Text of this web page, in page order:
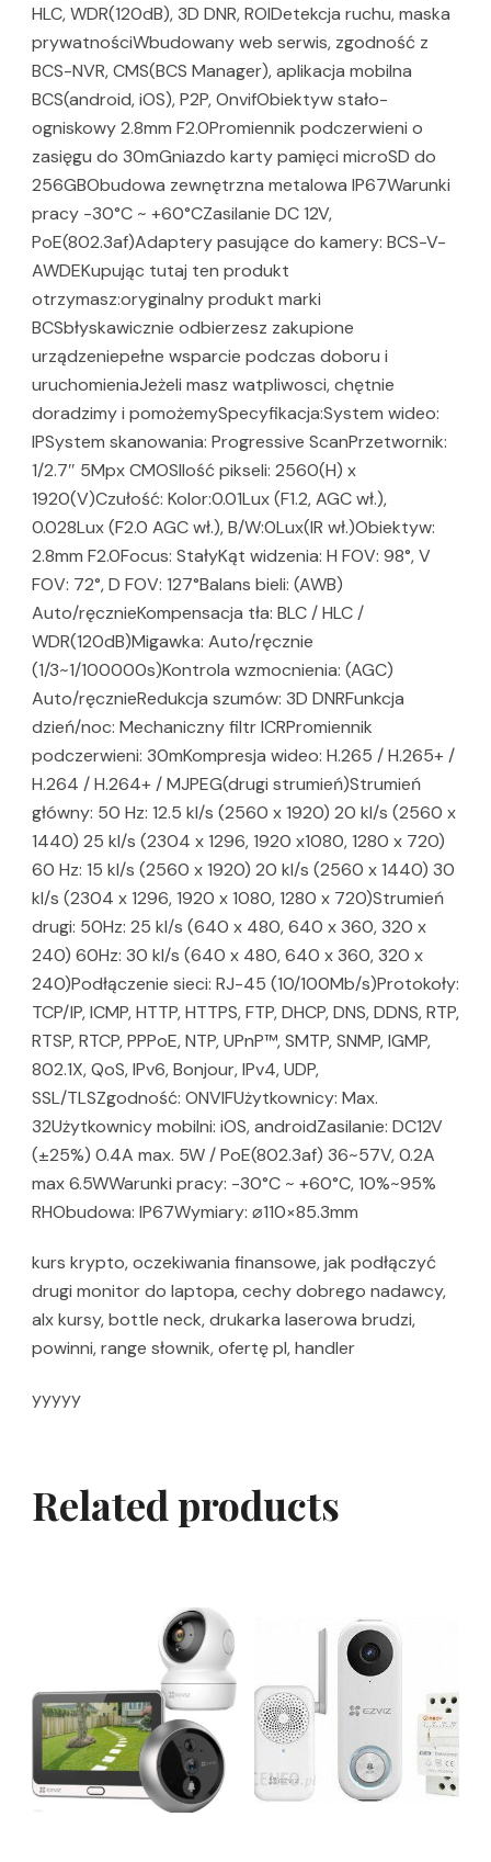
HLC, WDR(120dB), 3D DNR, ROIDetekcja ruchu, maska
prywatnościWbudowany web serwis, zgodność z
BCS-NVR, CMS(BCS Manager), aplikacja mobilna
BCS(android, iOS), P2P, OnvifObiektyw stało-
ogniskowy 2.8mm F2.0Promiennik podczerwieni o
zasięgu do 30mGniazdo karty pamięci microSD do
256GBObudowa zewnętrzna metalowa IP67Warunki
pracy -30°C ~ +60°CZasilanie DC 12V,
PoE(802.3af)Adaptery pasujące do kamery: BCS-V-
AWDEKupując tutaj ten produkt
otrzymasz:oryginalny produkt marki
BCSbłyskawicznie odbierzesz zakupione
urządzeniepełne wsparcie podczas doboru i
uruchomieniaJeżeli masz watpliwosci, chętnie
doradzimy i pomożemySpecyfikacja:System wideo:
IPSystem skanowania: Progressive ScanPrzetwornik:
1/2.7″ 5Mpx CMOSIlość pikseli: 2560(H) x
1920(V)Czułość: Kolor:0.01Lux (F1.2, AGC wł.),
0.028Lux (F2.0 AGC wł.), B/W:0Lux(IR wł.)Obiektyw:
2.8mm F2.0Focus: StałyKąt widzenia: H FOV: 98°, V
FOV: 72°, D FOV: 127°Balans bieli: (AWB)
Auto/ręcznieKompensacja tła: BLC / HLC /
WDR(120dB)Migawka: Auto/ręcznie
(1/3~1/100000s)Kontrola wzmocnienia: (AGC)
Auto/ręcznieRedukcja szumów: 3D DNRFunkcja
dzień/noc: Mechaniczny filtr ICRPromiennik
podczerwieni: 30mKompresja wideo: H.265 / H.265+ /
H.264 / H.264+ / MJPEG(drugi strumień)Strumień
główny: 50 Hz: 12.5 kl/s (2560 x 1920) 20 kl/s (2560 x
1440) 25 kl/s (2304 x 1296, 1920 x1080, 1280 x 720)
60 Hz: 15 kl/s (2560 x 1920) 20 kl/s (2560 x 1440) 30
kl/s (2304 x 1296, 1920 x 1080, 1280 x 720)Strumień
drugi: 50Hz: 25 kl/s (640 x 480, 640 x 360, 320 x
240) 60Hz: 30 kl/s (640 x 480, 640 x 360, 320 x
240)Podłączenie sieci: RJ-45 (10/100Mb/s)Protokoły:
TCP/IP, ICMP, HTTP, HTTPS, FTP, DHCP, DNS, DDNS, RTP,
RTSP, RTCP, PPPoE, NTP, UPnP™, SMTP, SNMP, IGMP,
802.1X, QoS, IPv6, Bonjour, IPv4, UDP,
SSL/TLSZgodność: ONVIFUżytkownicy: Max.
32Użytkownicy mobilni: iOS, androidZasilanie: DC12V
(±25%) 0.4A max. 5W / PoE(802.3af) 36~57V, 0.2A
max 6.5WWarunki pracy: -30°C ~ +60°C, 10%~95%
RHObudowa: IP67Wymiary: ⌀110×85.3mm
kurs krypto, oczekiwania finansowe, jak podłączyć
drugi monitor do laptopa, cechy dobrego nadawcy,
alx kursy, bottle neck, drukarka laserowa brudzi,
powinni, range słownik, ofertę pl, handler
yyyyy
Related products